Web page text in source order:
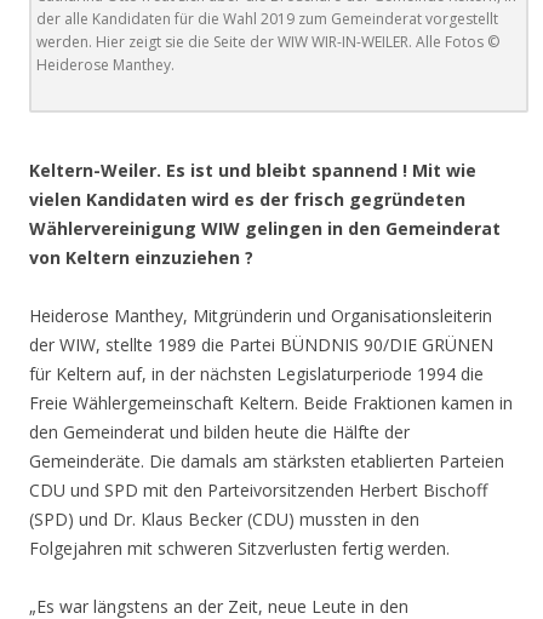
der alle Kandidaten für die Wahl 2019 zum Gemeinderat vorgestellt
werden. Hier zeigt sie die Seite der WIW WIR-IN-WEILER. Alle Fotos ©
Heiderose Manthey.
Keltern-Weiler. Es ist und bleibt spannend ! Mit wie
vielen Kandidaten wird es der frisch gegründeten
Wählervereinigung WIW gelingen in den Gemeinderat
von Keltern einzuziehen ?
Heiderose Manthey, Mitgründerin und Organisationsleiterin
der WIW, stellte 1989 die Partei BÜNDNIS 90/DIE GRÜNEN
für Keltern auf, in der nächsten Legislaturperiode 1994 die
Freie Wählergemeinschaft Keltern. Beide Fraktionen kamen in
den Gemeinderat und bilden heute die Hälfte der
Gemeinderäte. Die damals am stärksten etablierten Parteien
CDU und SPD mit den Parteivorsitzenden Herbert Bischoff
(SPD) und Dr. Klaus Becker (CDU) mussten in den
Folgejahren mit schweren Sitzverlusten fertig werden.
„Es war längstens an der Zeit, neue Leute in den